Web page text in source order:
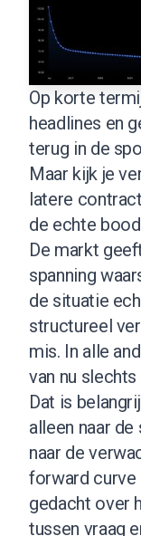
Op korte
headlines en
terug in de
Maar kijk je
latere
de echte
De markt
spanning
de situatie
structureel
mis. In alle
van nu
Dat is
alleen naar
naar de
forward curve
gedacht over
tussen vraag